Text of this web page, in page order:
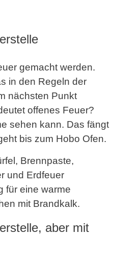
gemacht werden.
in den Regeln der
nächsten Punkt
offenes Feuer?
sehen kann. Das fängt
bis zum Hobo Ofen.
Brennpaste,
und Erdfeuer
für eine warme
mit Brandkalk.
aber mit